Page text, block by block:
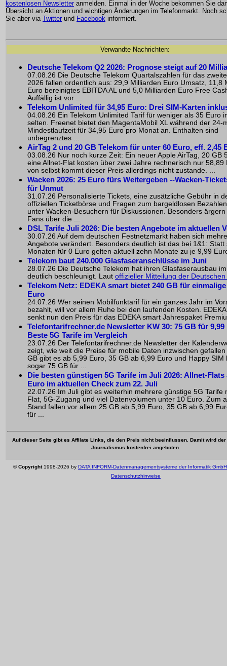
kostenlosen Newsletter anmelden. Einmal in der Woche bekommen Sie
Übersicht an Aktionen und wichtigen Änderungen im Telefonmarkt. Noch
Sie aber via Twitter und Facebook informiert.
Verwandte Nachrichten:
Deutsche Telekom Q2 2026: Prognose steigt auf 20
07.08.26 Die Deutsche Telekom Quartalszahlen für das
2026 fallen ordentlich aus: 29,9 Milliarden Euro Umsatz, 11,8
Euro bereinigtes EBITDA AL und 5,0 Milliarden Euro Free
Auffällig ist vor ...
Telekom Unlimited für 34,95 Euro: Drei SIM-Karten
04.08.26 Ein Telekom Unlimited Tarif für weniger als 35 Euro
selten. Freenet bietet den MagentaMobil XL während der 24-
Mindestlaufzeit für 34,95 Euro pro Monat an. Enthalten sind
unbegrenztes ...
AirTag 2 und 20 GB Telekom für unter 60 Euro, eff. 2,45
03.08.26 Nur noch kurze Zeit: Ein neuer Apple AirTag, 20 GB
eine Allnet-Flat kosten über zwei Jahre rechnerisch nur 58,89
von selbst kommt dieser Preis allerdings nicht zustande. ...
Wacken 2026: 25 Euro fürs Weitergeben --Wacken-
für Unmut
31.07.26 Personalisierte Tickets, eine zusätzliche Gebühr in
offiziellen Ticketbörse und Fragen zum bargeldlosen
unter Wacken-Besuchern für Diskussionen. Besonders
Fans über die ...
DSL Tarife Juli 2026: Die besten Angebote im aktuellen
30.07.26 Auf dem deutschen Festnetzmarkt haben sich
Angebote verändert. Besonders deutlich ist das bei 1&1: Statt
Monaten für 0 Euro gelten aktuell zehn Monate zu je 9,99
Telekom baut 240.000 Glasfaseranschlüsse im Juni
28.07.26 Die Deutsche Telekom hat ihren Glasfaserausbau
deutlich beschleunigt. Laut offizieller Mitteilung der Deutschen
Telekom Netz: EDEKA smart bietet 240 GB für einmalige
Euro
24.07.26 Wer seinen Mobilfunktarif für ein ganzes Jahr im
bezahlt, will vor allem Ruhe bei den laufenden Kosten.
senkt nun den Preis für das EDEKA smart Jahrespaket
Telefontarifrechner.de Newsletter KW 30: 75 GB für 9,99
Beste 5G Tarife im Vergleich
23.07.26 Der Telefontarifrechner.de Newsletter der
zeigt, wie weit die Preise für mobile Daten inzwischen
GB gibt es ab 5,99 Euro, 35 GB ab 6,99 Euro und Happy SIM
sogar 75 GB für ...
Die besten günstigen 5G Tarife im Juli 2026: Allnet-Flats
Euro im aktuellen Check zum 22. Juli
22.07.26 Im Juli gibt es weiterhin mehrere günstige 5G Tarife
Flat, 5G-Zugang und viel Datenvolumen unter 10 Euro. Zum
Stand fallen vor allem 25 GB ab 5,99 Euro, 35 GB ab 6,99
für ...
Auf dieser Seite gibt es Affilate Links, die den Preis nicht beeinflussen. Damit wird
Journalismus kostenfrei angeboten
©Copyright1998-2026 by DATA INFORM-Datenmanagementsysteme der Informatik GmbH
Datenschutzhinweise